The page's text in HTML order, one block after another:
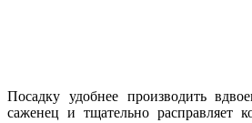
Посадку удобнее производить
саженец и тщательно расправляет